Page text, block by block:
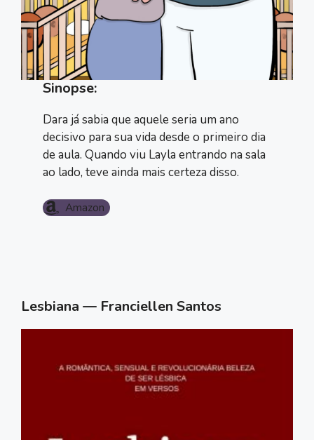
Sinopse:
Dara já sabia que aquele seria um ano
decisivo para sua vida desde o primeiro dia
de aula. Quando viu Layla entrando na sala
ao lado, teve ainda mais certeza disso.
Amazon
Lesbiana — Franciellen Santos